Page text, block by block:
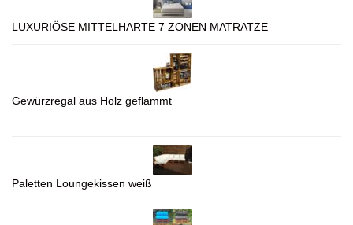
LUXURIÖSE MITTELHARTE 7 ZONEN MATRATZE
Gewürzregal aus Holz geflammt
Paletten Loungekissen weiß